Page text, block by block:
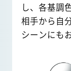
し、各基調
相手から自
シーンにも